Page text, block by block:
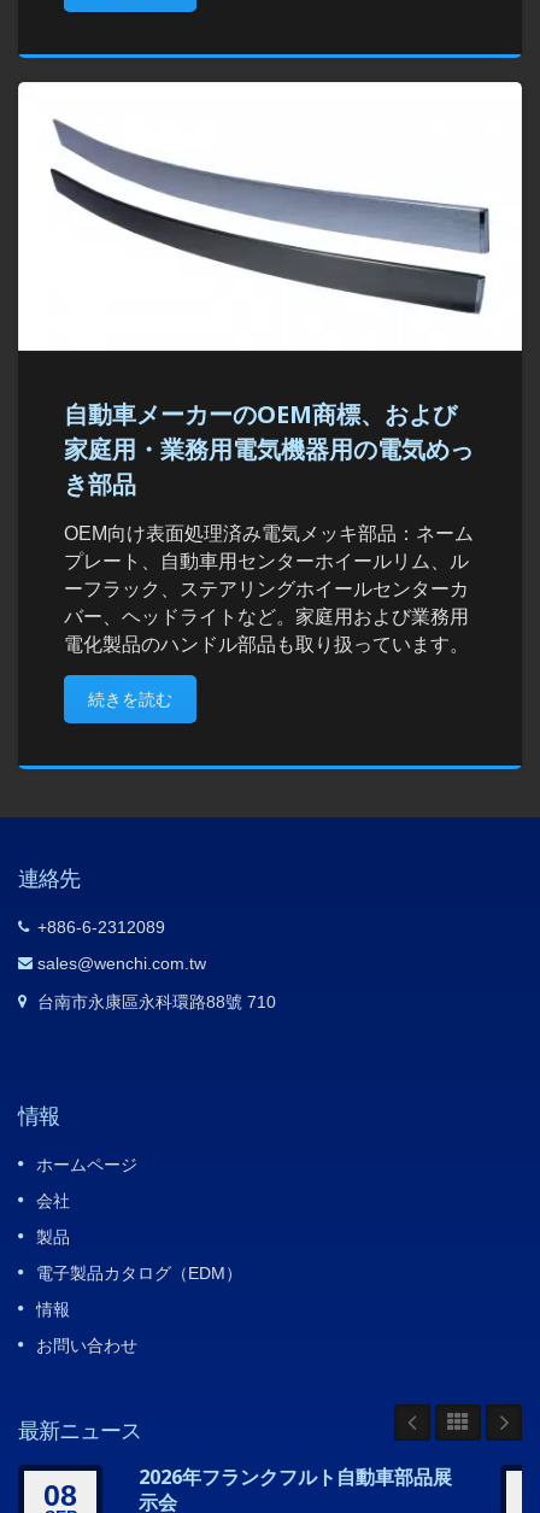
自動車メーカーのOEM商標、および
家庭用・業務用電気機器用の電気めっ
き部品
OEM向け表面処理済み電気メッキ部品：ネーム
プレート、自動車用センターホイールリム、ル
ーフラック、ステアリングホイールセンターカ
バー、ヘッドライトなど。家庭用および業務用
電化製品のハンドル部品も取り扱っています。
続きを読む
連絡先
+886-6-2312089
sales@wenchi.com.tw
台南市永康區永科環路88號 710
情報
ホームページ
会社
製品
電子製品カタログ（EDM）
情報
お問い合わせ
最新ニュース
08
2026年フランクフルト自動車部品展
示会